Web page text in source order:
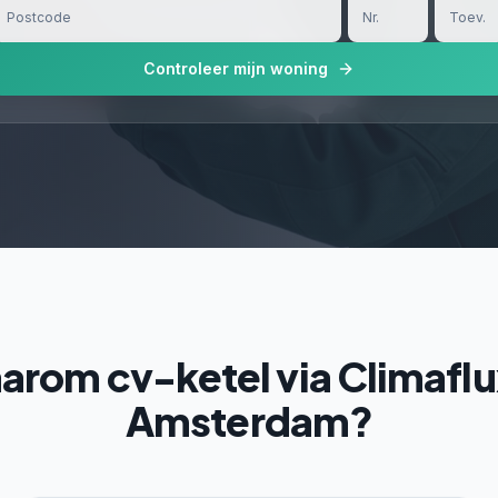
Controleer mijn woning
cv-ketel via
Amsterdam?